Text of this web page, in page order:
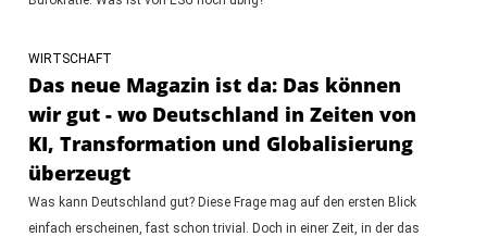
WIRTSCHAFT
Das neue Magazin ist da: Das können
wir gut - wo Deutschland in Zeiten von
KI, Transformation und Globalisierung
überzeugt
Was kann Deutschland gut? Diese Frage mag auf den ersten Blick
einfach erscheinen, fast schon trivial. Doch in einer Zeit, in der das